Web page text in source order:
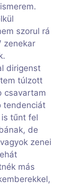
szorul rá
zenekar
dirigenst
túlzott
csavartam
tendenciát
tűnt fel
de
zenei
más